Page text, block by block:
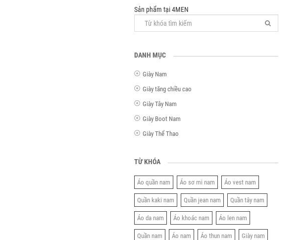
Sản phẩm tại 4MEN
DANH MỤC
Giày Nam
Giày tăng chiều cao
Giày Tây Nam
Giày Boot Nam
Giày Thể Thao
TỪ KHÓA
Áo quần nam Áo sơ mi nam Áo vest nam
Quần kaki nam Quần jean nam Quần tây nam
Áo da nam Áo khoác nam Áo len nam
Quần nam Áo nam Áo thun nam Giày nam